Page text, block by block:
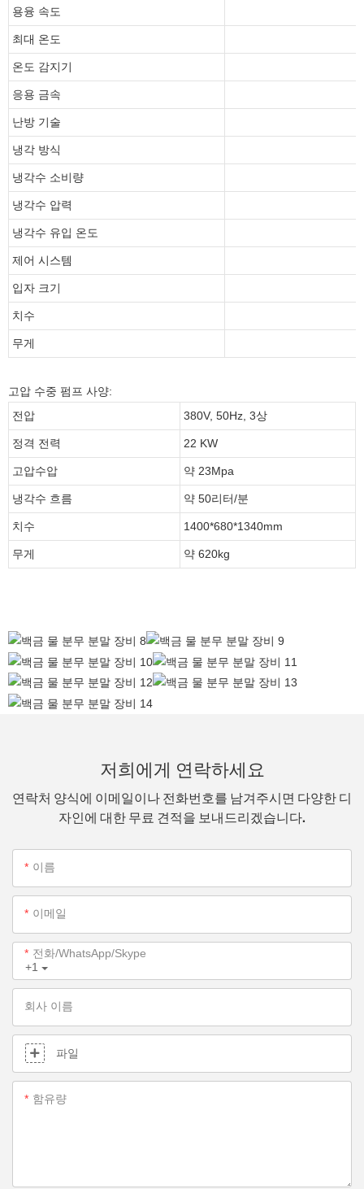
용융 속도
최대 온도
온도 감지기
응용 금속
난방 기술
냉각 방식
냉각수 소비량
냉각수 압력
냉각수 유입 온도
제어 시스템
입자 크기
치수
무게
고압 수중 펌프 사양:
전압
380V, 50Hz, 3상
정격 전력 22 KW
고압수압 약 23Mpa
냉각수 흐름 약 50리터/분
치수 1400*680*1340mm
무게 약 620kg
저희에게 연락하세요
연락처 양식에 이메일이나 전화번호를 남겨주시면 다양한 디
자인에 대한 무료 견적을 보내드리겠습니다.
이름
이메일
+1
전화/WhatsApp/Skype
회사 이름
파일
함유량